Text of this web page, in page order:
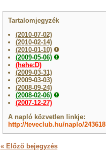
Tartalomjegyzék
(2010-07-02)
(2010-02-14)
(2010-01-10)
(2009-05-06)
(hehe:D)
(2009-03-31)
(2009-03-03)
(2008-09-24)
(2008-02-06)
(2007-12-27)
A napló közvetlen linkje:
http://teveclub.hu/naplo/243618
« Előző bejegyzés